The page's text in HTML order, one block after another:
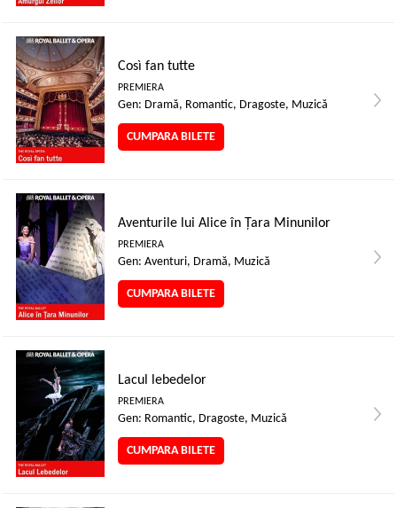
Così fan tutte
PREMIERA
Gen: Dramă, Romantic, Dragoste, Muzică
CUMPARA BILETE
Aventurile lui Alice în Țara Minunilor
PREMIERA
Gen: Aventuri, Dramă, Muzică
CUMPARA BILETE
Lacul lebedelor
PREMIERA
Gen: Romantic, Dragoste, Muzică
CUMPARA BILETE